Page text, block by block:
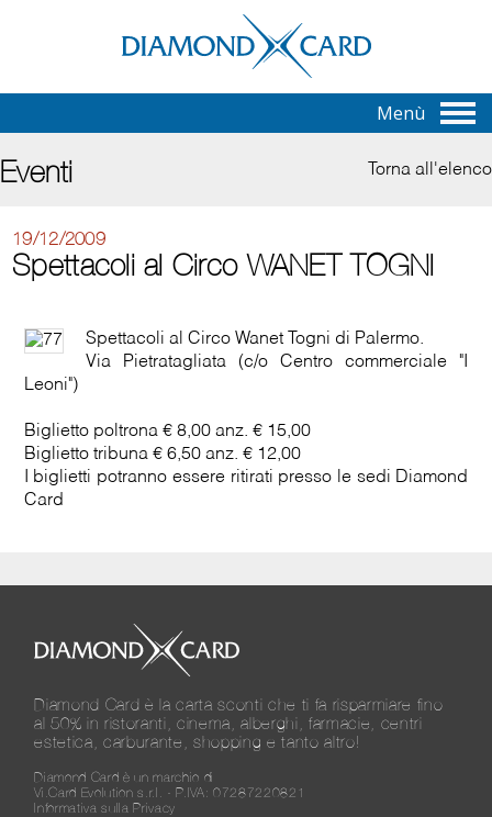
Menù
Eventi Torna all'elenco
19/12/2009
Spettacoli al Circo WANET TOGNI
Spettacoli al Circo Wanet Togni di Palermo.
Via Pietratagliata (c/o Centro commerciale "I
Leoni")
Biglietto poltrona € 8,00 anz. € 15,00
Biglietto tribuna € 6,50 anz. € 12,00
I biglietti potranno essere ritirati presso le sedi Diamond
Card
Diamond Card è la carta sconti che ti fa risparmiare fino
al 50% in ristoranti, cinema, alberghi, farmacie, centri
estetica, carburante, shopping e tanto altro!
Diamond Card è un marchio di
Vi.Card Evolution s.r.l. - P.IVA: 07287220821
Informativa sulla Privacy